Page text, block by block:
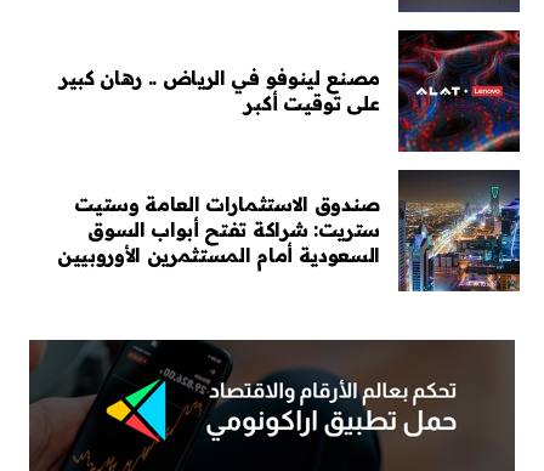
مصنع لينوفو في الرياض .. رهان كبير
على توقيت أكبر
صندوق الاستثمارات العامة وستيت
ستريت: شراكة تفتح أبواب السوق
السعودية أمام المستثمرين الأوروبيين